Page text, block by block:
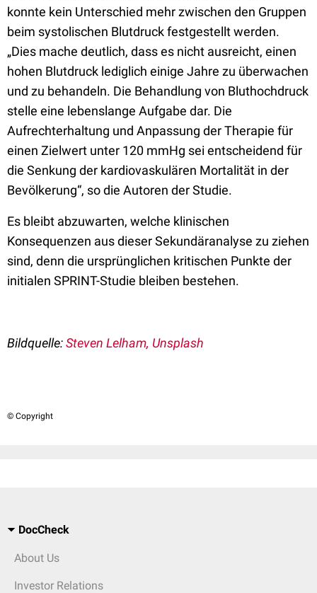
konnte kein Unterschied mehr zwischen den Gruppen
beim systolischen Blutdruck festgestellt werden.
„Dies mache deutlich, dass es nicht ausreicht, einen
hohen Blutdruck lediglich einige Jahre zu überwachen
und zu behandeln. Die Behandlung von Bluthochdruck
stelle eine lebenslange Aufgabe dar. Die
Aufrechterhaltung und Anpassung der Therapie für
einen Zielwert unter 120 mmHg sei entscheidend für
die Senkung der kardiovaskulären Mortalität in der
Bevölkerung“, so die Autoren der Studie.
Es bleibt abzuwarten, welche klinischen
Konsequenzen aus dieser Sekundäranalyse zu ziehen
sind, denn die ursprünglichen kritischen Punkte der
initialen SPRINT-Studie bleiben bestehen.
Bildquelle:Steven Lelham, Unsplash
© Copyright
DocCheck
About Us
Investor Relations